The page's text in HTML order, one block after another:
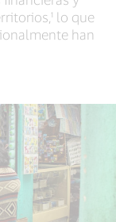
lo que
han